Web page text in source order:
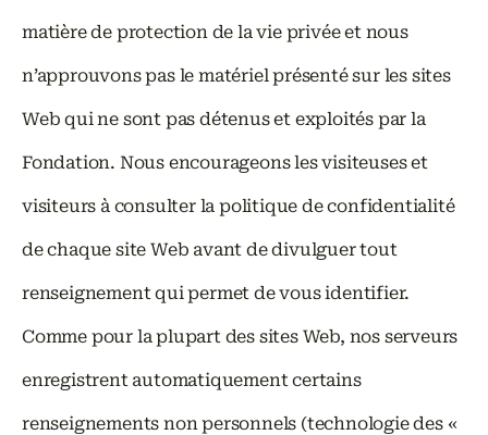
matière de protection de la vie privée et nous
n’approuvons pas le matériel présenté sur les sites
Web qui ne sont pas détenus et exploités par la
Fondation. Nous encourageons les visiteuses et
visiteurs à consulter la politique de confidentialité
de chaque site Web avant de divulguer tout
renseignement qui permet de vous identifier.
Comme pour la plupart des sites Web, nos serveurs
enregistrent automatiquement certains
renseignements non personnels (technologie des «